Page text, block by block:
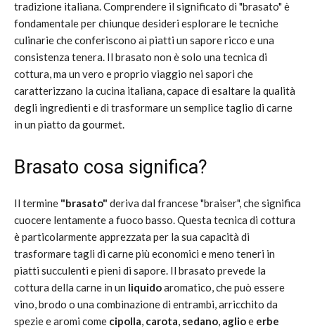
tradizione italiana. Comprendere il significato di "brasato" è
fondamentale per chiunque desideri esplorare le tecniche
culinarie che conferiscono ai piatti un sapore ricco e una
consistenza tenera. Il brasato non è solo una tecnica di
cottura, ma un vero e proprio viaggio nei sapori che
caratterizzano la cucina italiana, capace di esaltare la qualità
degli ingredienti e di trasformare un semplice taglio di carne
in un piatto da gourmet.
Brasato cosa significa?
Il termine "brasato" deriva dal francese "braiser", che significa
cuocere lentamente a fuoco basso. Questa tecnica di cottura
è particolarmente apprezzata per la sua capacità di
trasformare tagli di carne più economici e meno teneri in
piatti succulenti e pieni di sapore. Il brasato prevede la
cottura della carne in un liquidoaromatico, che può essere
vino, brodo o una combinazione di entrambi, arricchito da
spezie e aromi come cipolla, carota, sedano, aglioe erbe